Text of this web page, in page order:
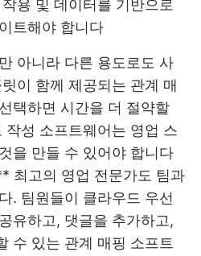
용 및 데이터를 기반으로
트해야 합니다
아니라 다른 용도로도 사
이 함께 제공되는 관계 매
택하면 시간을 더 절약할
작성 소프트웨어는 영업 스
을 만들 수 있어야 합니다
최고의 영업 전문가도 팀과
. 팀원들이 클라우드 우선
유하고, 댓글을 추가하고,
수 있는 관계 매핑 소프트